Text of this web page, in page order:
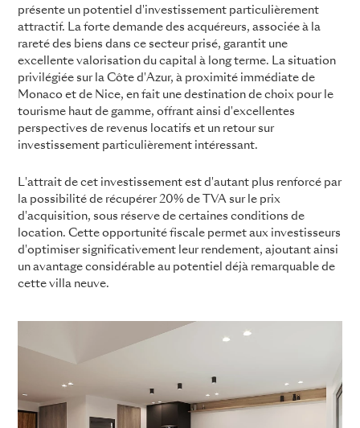
présente un potentiel d'investissement particulièrement
attractif. La forte demande des acquéreurs, associée à la
rareté des biens dans ce secteur prisé, garantit une
excellente valorisation du capital à long terme. La situation
privilégiée sur la Côte d'Azur, à proximité immédiate de
Monaco et de Nice, en fait une destination de choix pour le
tourisme haut de gamme, offrant ainsi d'excellentes
perspectives de revenus locatifs et un retour sur
investissement particulièrement intéressant.
L'attrait de cet investissement est d'autant plus renforcé par
la possibilité de récupérer 20% de TVA sur le prix
d'acquisition, sous réserve de certaines conditions de
location. Cette opportunité fiscale permet aux investisseurs
d'optimiser significativement leur rendement, ajoutant ainsi
un avantage considérable au potentiel déjà remarquable de
cette villa neuve.